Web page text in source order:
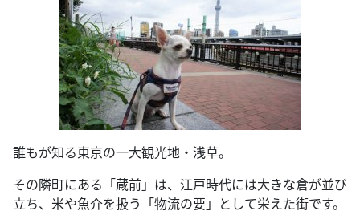
誰もが知る東京の一大観光地・浅草。
その隣町にある「蔵前」は、江戸時代には大きな倉が並び
立ち、米や魚介を扱う「物流の要」として栄えた街です。